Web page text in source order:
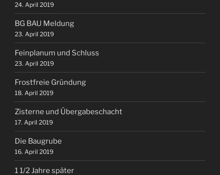
24. April 2019
BG BAU Meldung
23. April 2019
Feinplanum und Schluss
23. April 2019
Frostfreie Gründung
18. April 2019
Zisterne und Übergabeschacht
17. April 2019
Die Baugrube
16. April 2019
1 1/2 Jahre später